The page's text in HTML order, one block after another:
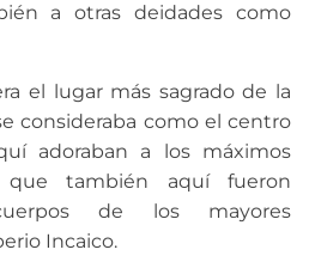
a otras deidades como
el lugar más sagrado de la
consideraba como el centro
adoraban a los máximos
también aquí fueron
de los mayores
Incaico.